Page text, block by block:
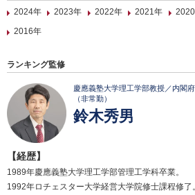
2024年
2023年 2022年 2021年
2016年
ランキング監修
慶應義塾大学理工学部教授／内閣
（非常勤）
鈴木秀男
【経歴】
1989年慶應義塾大学理工学部管理工学科卒業。
1992年ロチェスター大学経営大学院修士課程修了。